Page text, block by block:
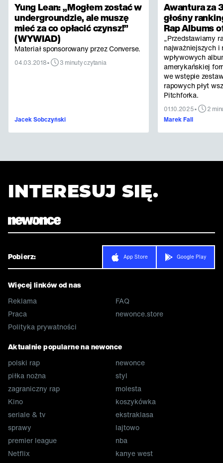
Yung Lean: „Mogłem zostać w
undergroundzie, ale muszę
mieć za co opłacić czynsz!”
(WYWIAD)
Materiał sponsorowany przez Converse.
04.03.2018• 3 minuty czytania
Jacek Sobczyński
Awantura za
głośny
Rap Albums
„Przedstawiamy
najważniejszych i
wpływowych
amerykańskiej
we wstępie
rapowych płyt
Pitchforka.
01.10.2025•
2
Marek Fall
INTERESUJ SIĘ.
Pobierz: App Store Google Play
Więcej linków od nas
Reklama
Praca
Polityka prywatności
FAQ
newonce.store
Aktualnie popularne na newonce
polski rap
piłka nożna
zagraniczny rap
Kino
seriale & tv
sprawy
premier league
Netflix
newonce
styl
molesta
koszykówka
ekstraklasa
lajtowo
nba
kanye west